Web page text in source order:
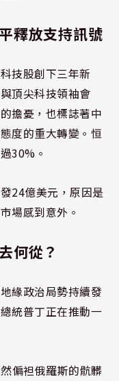
釋放支持訊號
技股創下三年新
頂尖科技領袖會
擔憂，也標誌著中
度的重大轉變。恒
30%。
24億美元，原因是
場感到意外。
何從？
緣政治局勢持續發
統普丁正在推動一
偏袒俄羅斯的骯髒